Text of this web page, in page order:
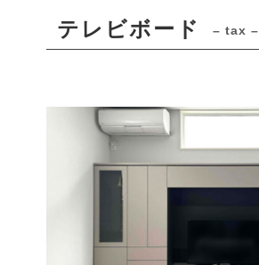
テレビボード – tax –